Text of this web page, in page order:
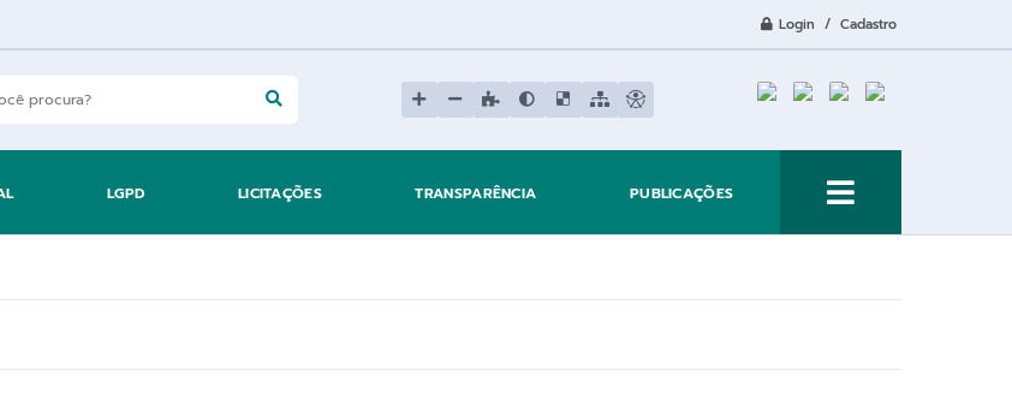
Login / Cadastro
LGPD LICITAÇÕES TRANSPARÊNCIA PUBLICAÇÕES